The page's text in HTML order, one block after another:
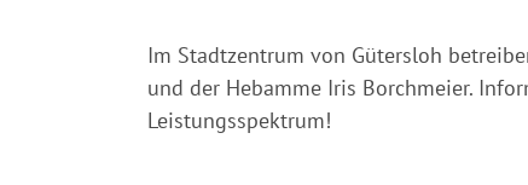
Im Stadtzentrum von Gütersloh
und der Hebamme Iris Borchmeier.
Leistungsspektrum!